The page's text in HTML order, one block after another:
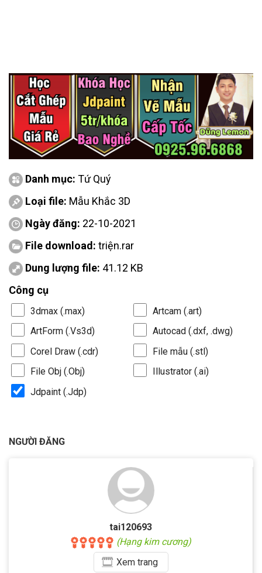
Danh mục: Tứ Quý
Loại file: Mẫu Khắc 3D
Ngày đăng: 22-10-2021
File download: triện.rar
Dung lượng file: 41.12 KB
Công cụ
3dmax (.max)
Artcam (.art)
ArtForm (.Vs3d)
Autocad (.dxf, .dwg)
Corel Draw (.cdr)
File mẫu (.stl)
File Obj (.Obj)
Illustrator (.ai)
Jdpaint (.Jdp)
NGƯỜI ĐĂNG
tai120693
(Hạng kim cương)
Xemtrang